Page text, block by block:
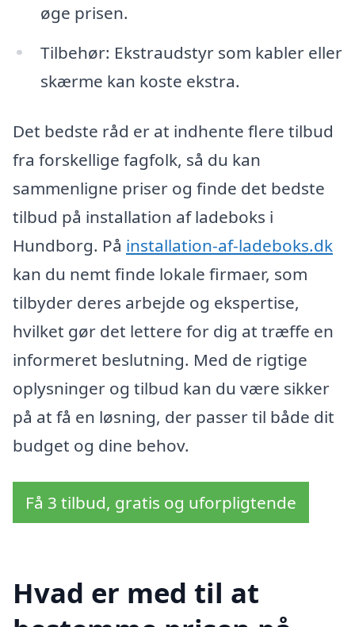
øge prisen.
Tilbehør: Ekstraudstyr som kabler eller
skærme kan koste ekstra.
Det bedste råd er at indhente flere tilbud
fra forskellige fagfolk, så du kan
sammenligne priser og finde det bedste
tilbud på installation af ladeboks i
Hundborg. På installation-af-ladeboks.dk
kan du nemt finde lokale firmaer, som
tilbyder deres arbejde og ekspertise,
hvilket gør det lettere for dig at træffe en
informeret beslutning. Med de rigtige
oplysninger og tilbud kan du være sikker
på at få en løsning, der passer til både dit
budget og dine behov.
Få 3 tilbud, gratis og uforpligtende
Hvad er med til at